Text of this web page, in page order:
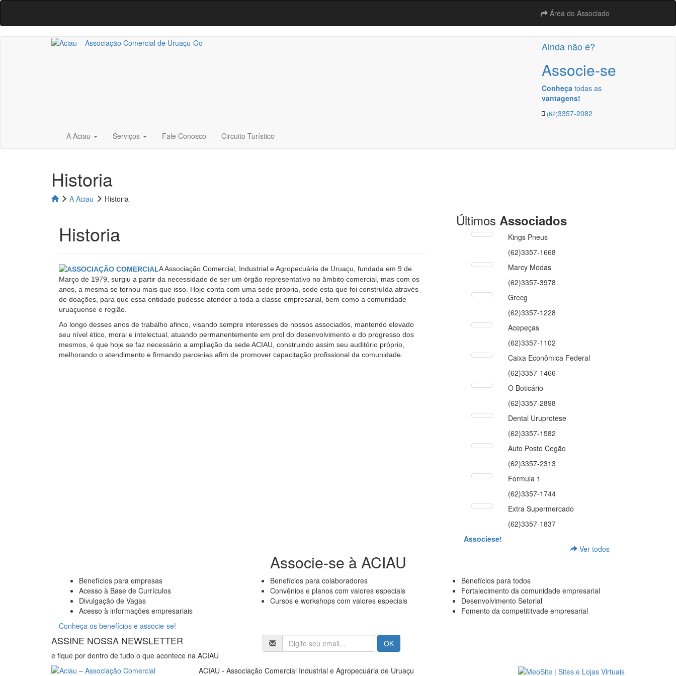
Área do Associado
Ainda não é?
Associe-se
Conheça todas as
vantagens!
(62)3357-2082
A Aciau Serviços Fale Conosco Circuito Turístico
Historia
A Aciau Historia
Historia
A Associação Comercial, Industrial e Agropecuária de Uruaçu, fundada em 9 de
Março de 1979, surgiu a partir da necessidade de ser um órgão representativo no âmbito comercial, mas com os
anos, a mesma se tornou mais que isso. Hoje conta com uma sede própria, sede esta que foi construída através
de doações, para que essa entidade pudesse atender a toda a classe empresarial, bem como a comunidade
uruaçuense e região.
Ao longo desses anos de trabalho afinco, visando sempre interesses de nossos associados, mantendo elevado
seu nível ético, moral e intelectual, atuando permanentemente em prol do desenvolvimento e do progresso dos
mesmos, é que hoje se faz necessário a ampliação da sede ACIAU, construindo assim seu auditório próprio,
melhorando o atendimento e firmando parcerias afim de promover capacitação profissional da comunidade.
Últimos Associados
Kings Pneus
(62)3357-1668
Marcy Modas
(62)3357-3978
Grecg
(62)3357-1228
Acepeças
(62)3357-1102
Caixa Econômica Federal
(62)3357-1466
O Boticário
(62)3357-2898
Dental Uruprotese
(62)3357-1582
Auto Posto Cegão
(62)3357-2313
Formula 1
(62)3357-1744
Extra Supermercado
(62)3357-1837
Associese!
Ver todos
Associe-se à ACIAU
Benefícios para empresas
Acesso à Base de Currículos
Divulgação de Vagas
Acesso à informações empresariais
Benefícios para colaboradores
Convênios e planos com valores especiais
Cursos e workshops com valores especiais
Benefícios para todos
Fortalecimento da comunidade empresarial
Desenvolvimento Setorial
Fomento da competititvade empresarial
Conheça os benefícios e associe-se!
ASSINE NOSSA NEWSLETTER
e fique por dentro de tudo o que acontece na ACIAU
ACIAU - Associação Comercial Industrial e Agropecuária de Uruaçu